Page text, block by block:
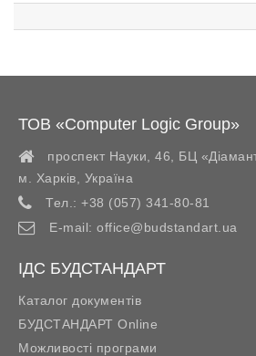
ТОВ «Computer Logic Group»
проспект Науки, 46, БЦ
м. Харків
Україна
Тел.: +38 (057) 341-80-81
E-mail: office@budstandart.ua
ІДС БУДСТАНДАРТ
Каталог документів
БУДСТАНДАРТ Online
Можливості програми